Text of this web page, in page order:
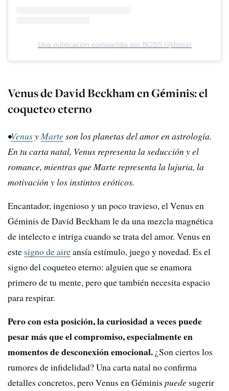
Una publicación compartida por BOSS (@boss)
Venus de David Beckham en Géminis: el
coqueteo eterno
•VenusyMarteson los planetas del amor en astrología.
En tu carta natal, Venus representa la seducción y el
romance, mientras que Marte representa la lujuria, la
motivación y los instintos eróticos.
Encantador, ingenioso y un poco travieso, el Venus en
Géminis de David Beckham le da una mezcla magnética
de intelecto e intriga cuando se trata del amor. Venus en
este signo de aireansía estímulo, juego y novedad. Es el
signo del coqueteo eterno: alguien que se enamora
primero de tu mente, pero que también necesita espacio
para respirar.
Pero con esta posición, la curiosidad a veces puede
pesar más que el compromiso, especialmente en
momentos de desconexión emocional. ¿Son ciertos los
rumores de infidelidad? Una carta natal no confirma
detalles concretos, pero Venus en Géminis puede sugerir